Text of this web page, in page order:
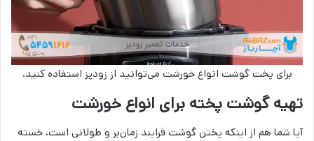
برای پخت گوشت انواع خورشت می‌توانید از زودپز استفاده کنید.
تهیه گوشت پخته برای انواع خورشت
آیا شما هم از اینکه پختن گوشت فرایند زمان‌بر و طولانی است، خسته